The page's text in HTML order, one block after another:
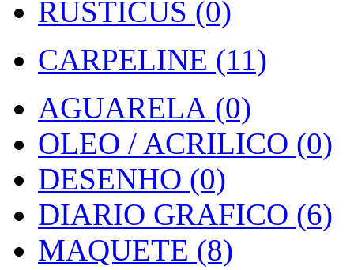
RUSTICUS (0)
CARPELINE (11)
AGUARELA (0)
OLEO / ACRILICO (0)
DESENHO (0)
DIARIO GRAFICO (6)
MAQUETE (8)